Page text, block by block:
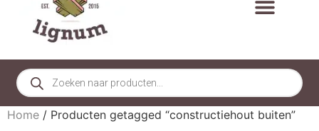
Home / Producten getagged “constructiehout buiten”